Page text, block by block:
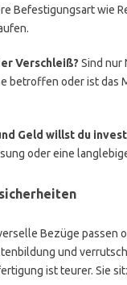
Befestigungsart wie
Verschleiß? Sind nur
betroffen oder ist das
Geld willst du
oder eine
Bezüge passen
und
ist teurer. Sie